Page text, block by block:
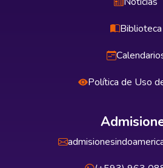
Biblioteca
Política de Uso